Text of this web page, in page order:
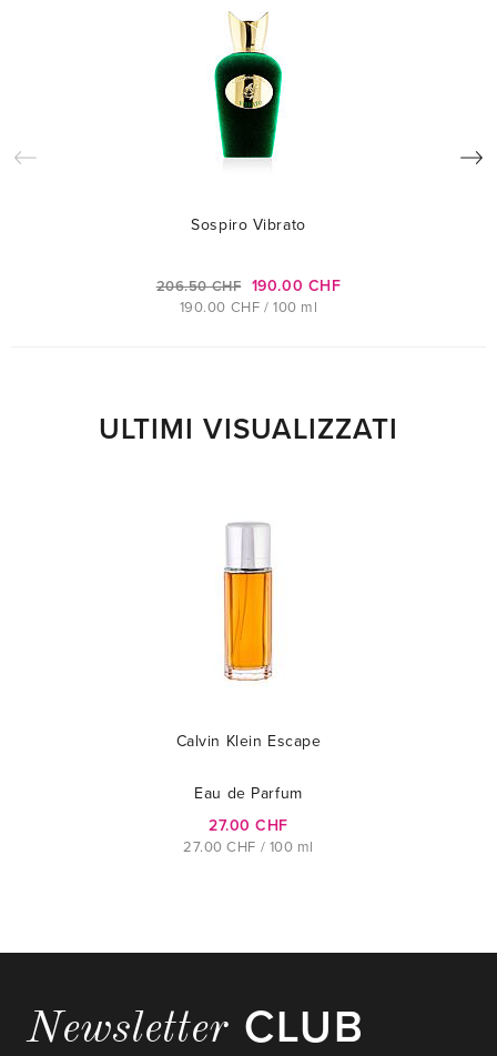
Sospiro Vibrato
206.50 CHF 190.00 CHF
190.00 CHF / 100 ml
ULTIMI VISUALIZZATI
Calvin Klein Escape
Eau de Parfum
27.00 CHF
27.00 CHF / 100 ml
Newsletter CLUB